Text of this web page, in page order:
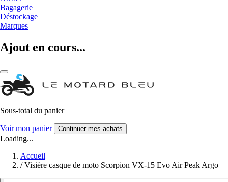
Bagagerie
Déstockage
Marques
Ajout en cours...
Sous-total du panier
Voir mon panier Continuer mes achats
Loading...
Accueil
/ Visière casque de moto Scorpion VX-15 Evo Air Peak Argo